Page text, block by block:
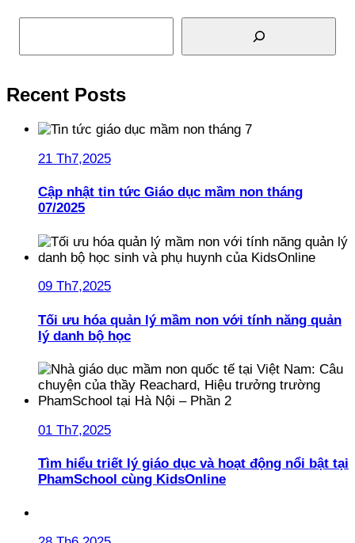
Tìm kiếm
Recent Posts
21 Th7,2025
Cập nhật tin tức Giáo dục mầm non tháng
07/2025
09 Th7,2025
Tối ưu hóa quản lý mầm non với tính năng quản
lý danh bộ học
01 Th7,2025
Tìm hiểu triết lý giáo dục và hoạt động nổi bật tại
PhamSchool cùng KidsOnline